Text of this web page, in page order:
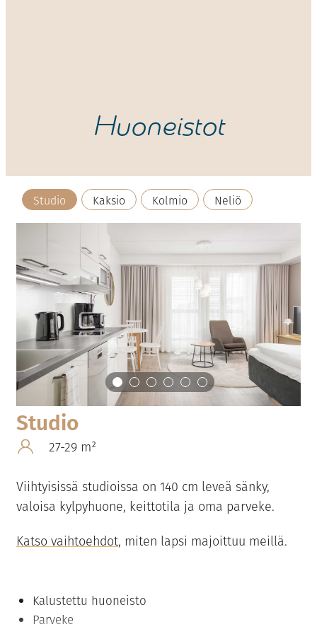
Huoneistot
Studio Kaksio Kolmio Neliö
Studio
27-29 m²
Viihtyisissä studioissa on 140 cm leveä sänky,
valoisa kylpyhuone, keittotila ja oma parveke.
Katso vaihtoehdot, miten lapsi majoittuu meillä.
Kalustettu huoneisto
Parveke